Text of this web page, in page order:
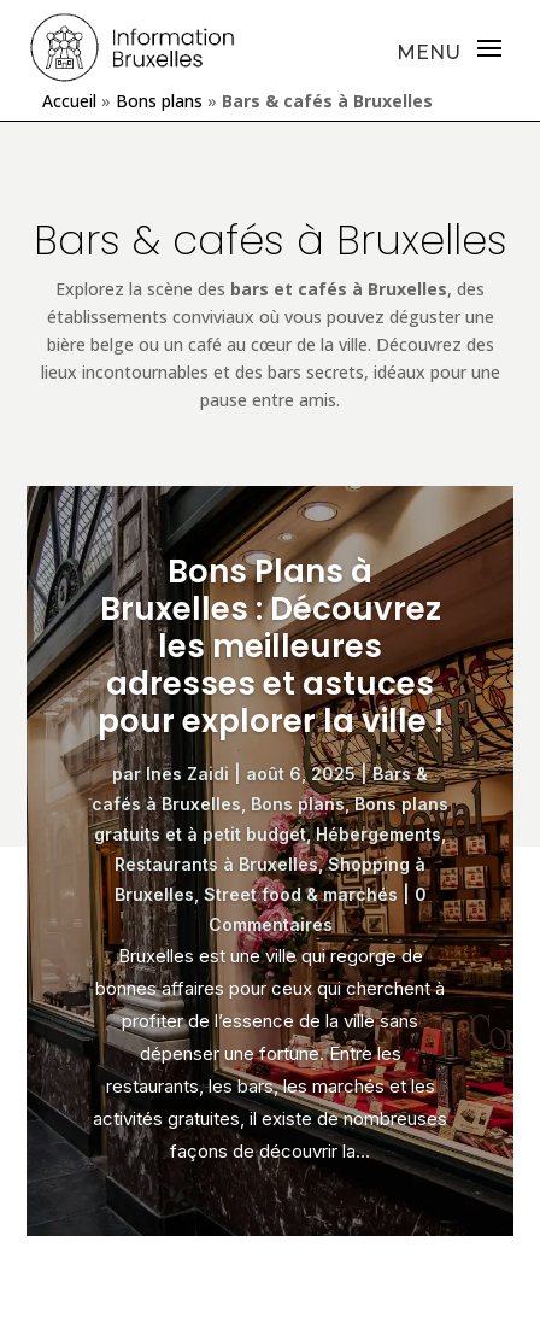
Accueil » Bons plans » Bars & cafés à Bruxelles
Bars & cafés à Bruxelles
Explorez la scène des bars et cafés à Bruxelles, des
établissements conviviaux où vous pouvez déguster une
bière belge ou un café au cœur de la ville. Découvrez des
lieux incontournables et des bars secrets, idéaux pour une
pause entre amis.
Bons Plans à
Bruxelles : Découvrez
les meilleures
adresses et astuces
pour explorer la ville !
parInes Zaidi août 6, 2025|Bars &
cafés à Bruxelles Bons plans,Bons plans
gratuits et à petit budget,Hébergements,
Restaurants à Bruxelles,Shopping à
Bruxelles Street food & marchés | 0
Commentaires
Bruxelles est une ville qui regorge de
bonnes affaires pour ceux qui cherchent à
profiter de l’essence de la ville sans
dépenser une fortune. Entre les
restaurants, les bars, les marchés et les
activités gratuites, il existe de nombreuses
façons de découvrir la...